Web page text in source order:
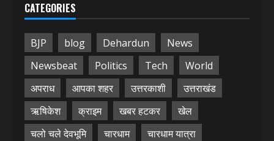
CATEGORIES
BJP blog Dehardun
News
Newsbeat
Politics Tech
World
अपराध
आपका शहर उत्तरकाशी
उत्तराखंड
ऋषिकेश
क्राइम खबर हटकर
खेल
चलो चले देवभूमि
चारधाम
चारधाम यात्रा